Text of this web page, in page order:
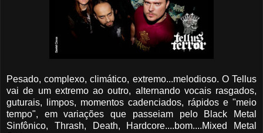
Pesado, complexo, climático, extremo...melodioso. O Tellus
vai de um extremo ao outro, alternando vocais rasgados,
guturais, limpos, momentos cadenciados, rápidos e "meio
tempo", em variações que passeiam pelo Black Metal
Sinfônico, Thrash, Death, Hardcore....bom....Mixed Metal